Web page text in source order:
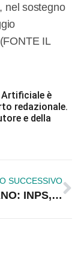
nel sostegno
IL
Artificiale è
redazionale.
e della
SUCCESSIVO
ROSSANO: INPS, TRUFFA PER 450MILA EURO. COINVOLTI IN 130